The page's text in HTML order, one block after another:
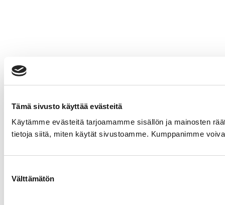
Tämä sivusto käyttää evästeitä
Käytämme evästeitä tarjoamamme sisällön ja mainosten
tietoja siitä, miten käytät sivustoamme. Kumppanimme
valinta
Välttämätön